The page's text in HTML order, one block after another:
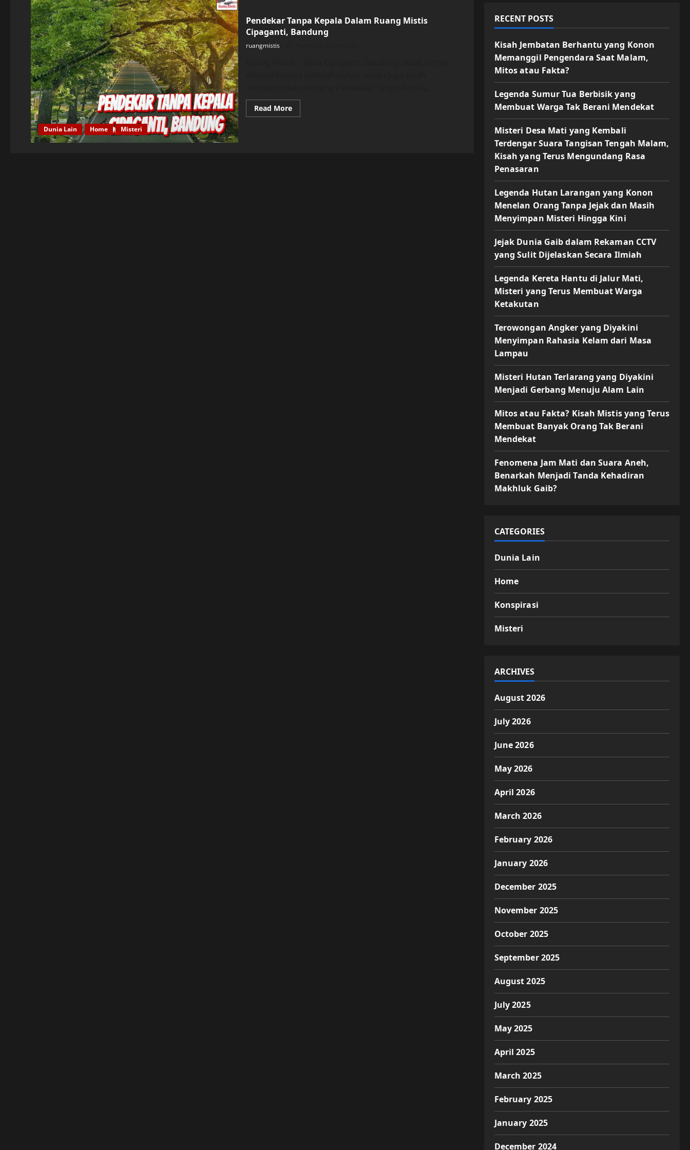
Dunia Lain Home Misteri
Pendekar Tanpa Kepala Dalam Ruang Mistis
Cipaganti, Bandung
ruangmistis
Read MoreRead
more
RECENT POSTS
Kisah Jembatan Berhantu yang Konon
Memanggil Pengendara Saat Malam,
Mitos atau Fakta?
Legenda Sumur Tua Berbisik yang
Membuat Warga Tak Berani Mendekat
Misteri Desa Mati yang Kembali
Terdengar Suara Tangisan Tengah Malam,
Kisah yang Terus Mengundang Rasa
Penasaran
Legenda Hutan Larangan yang Konon
Menelan Orang Tanpa Jejak dan Masih
Menyimpan Misteri Hingga Kini
Jejak Dunia Gaib dalam Rekaman CCTV
yang Sulit Dijelaskan Secara Ilmiah
Legenda Kereta Hantu di Jalur Mati,
Misteri yang Terus Membuat Warga
Ketakutan
Terowongan Angker yang Diyakini
Menyimpan Rahasia Kelam dari Masa
Lampau
Misteri Hutan Terlarang yang Diyakini
Menjadi Gerbang Menuju Alam Lain
Mitos atau Fakta? Kisah Mistis yang Terus
Membuat Banyak Orang Tak Berani
Mendekat
Fenomena Jam Mati dan Suara Aneh,
Benarkah Menjadi Tanda Kehadiran
Makhluk Gaib?
CATEGORIES
Dunia Lain
Home
Konspirasi
Misteri
ARCHIVES
August 2026
July 2026
June 2026
May 2026
April 2026
March 2026
February 2026
January 2026
December 2025
November 2025
October 2025
September 2025
August 2025
July 2025
May 2025
April 2025
March 2025
February 2025
January 2025
December 2024